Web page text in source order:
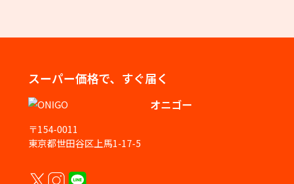
スーパー価格で、すぐ届く
オニゴー
〒154-0011
東京都世田谷区上馬1-17-5